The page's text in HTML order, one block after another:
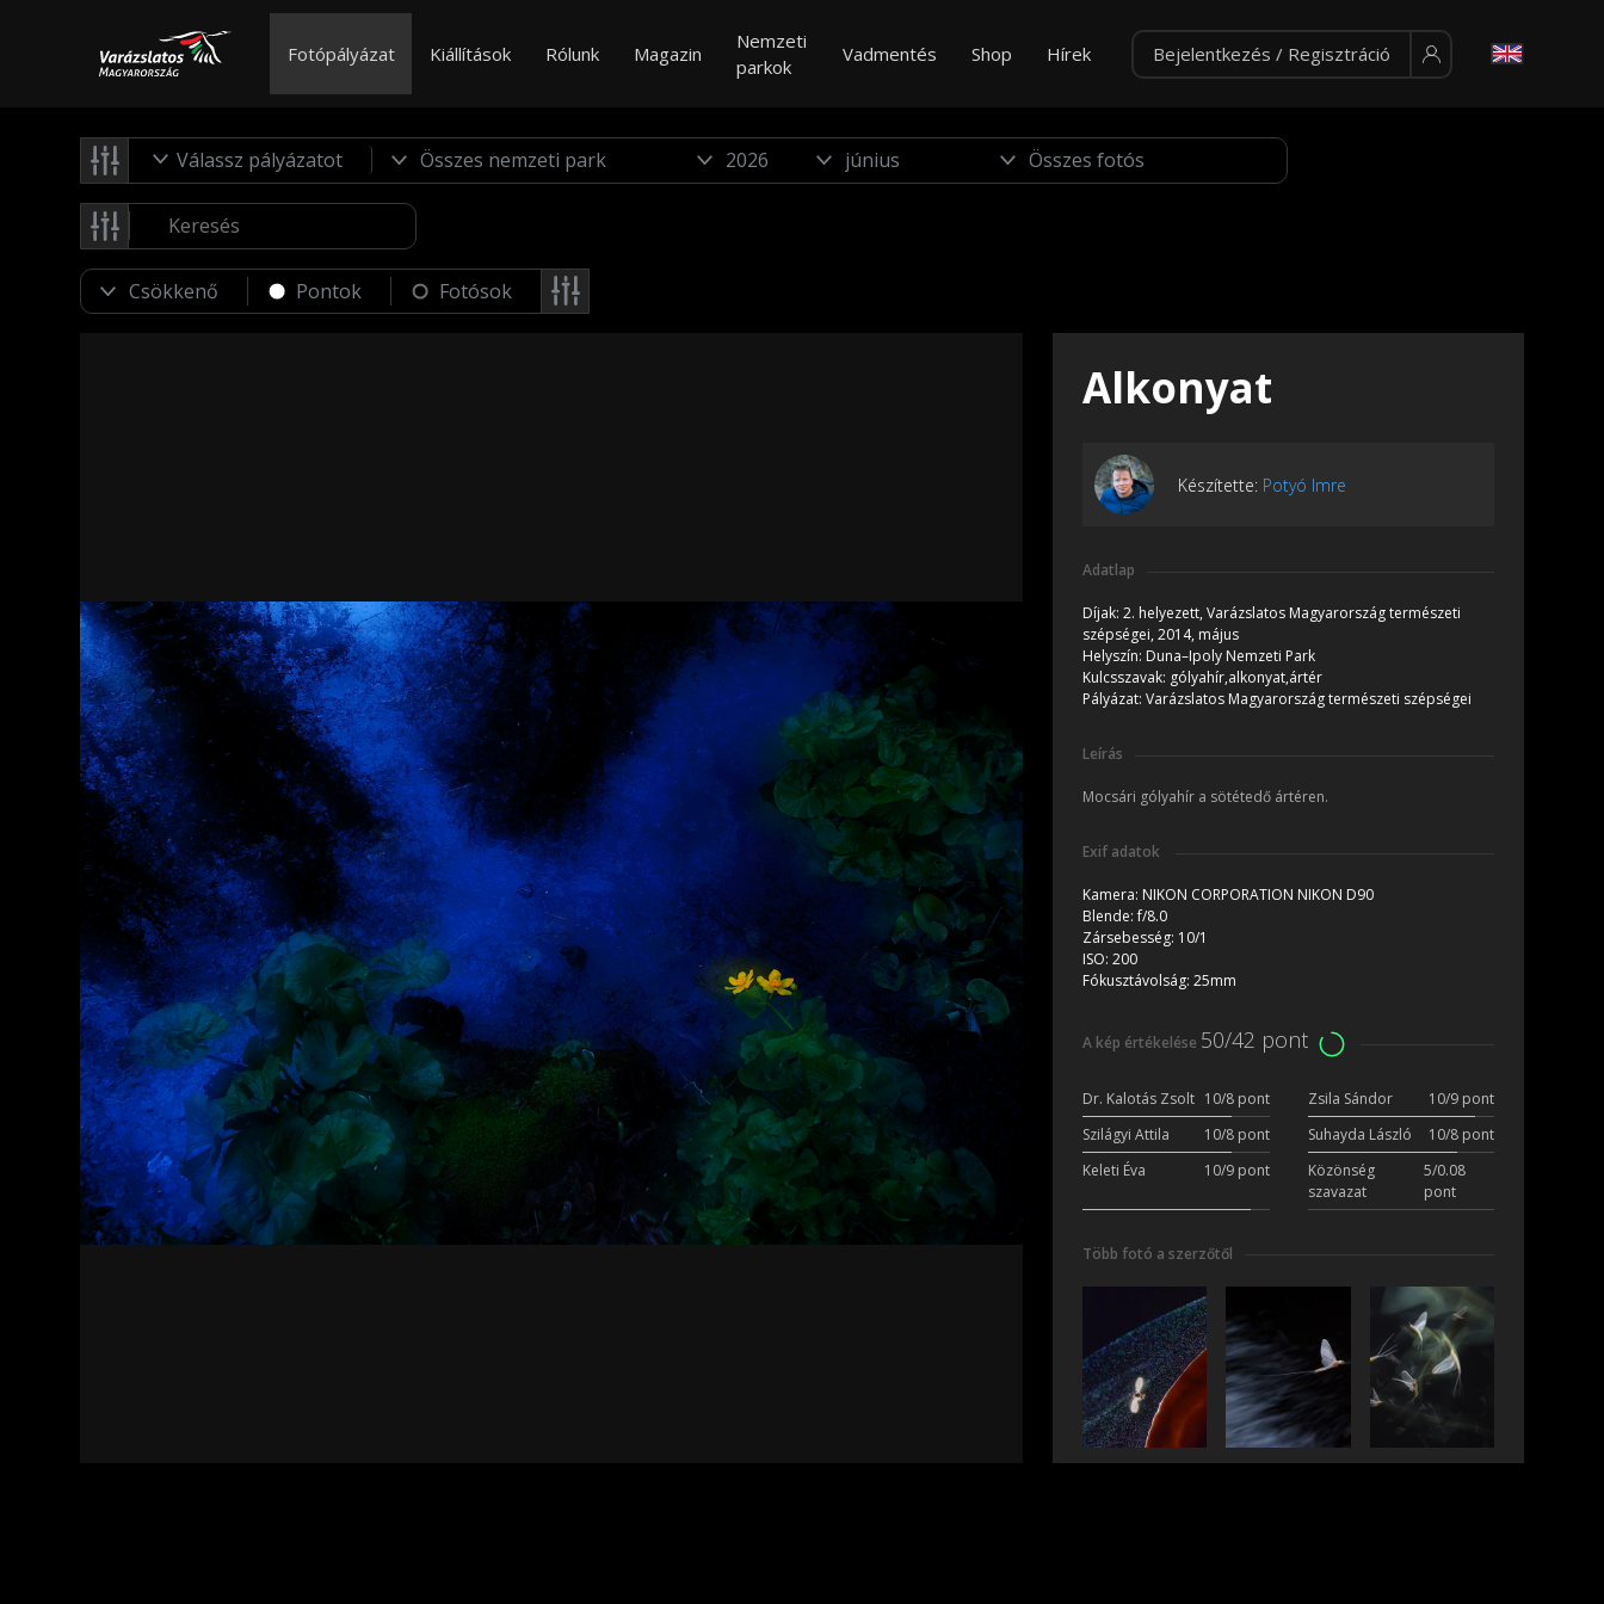
Fotópályázat Kiállítások Rólunk Magazin
Nemzeti
parkok
Vadmentés Shop Hírek Bejelentkezés / Regisztráció
Válassz pályázatot
Pontok Fotósok
Alkonyat
Készítette: Potyó Imre
Adatlap
Díjak: 2. helyezett, Varázslatos Magyarország természeti
szépségei, 2014, május
Helyszín: Duna–Ipoly Nemzeti Park
Kulcsszavak: gólyahír,alkonyat,ártér
Pályázat: Varázslatos Magyarország természeti szépségei
Leírás
Mocsári gólyahír a sötétedő ártéren.
Exif adatok
Kamera: NIKON CORPORATION NIKON D90
Blende:f/8.0
Zársebesség: 10/1
ISO: 200
Fókusztávolság: 25mm
A kép értékelése 50/42 pont
Dr. Kalotás Zsolt 10/8 pont Zsila Sándor
10/9 pont
Szilágyi Attila
10/8 pont Suhayda László
10/8 pont
Keleti Éva
10/9 pont
Közönség
szavazat
5/0.08
pont
Több fotó a szerzőtől